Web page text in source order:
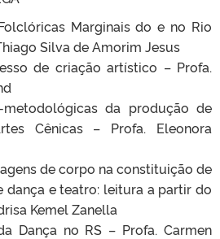
Marginais do e no Rio
Silva de Amorim Jesus
de criação artístico – Profa.
metodológicas da produção de
Cênicas – Profa. Eleonora
de corpo na constituição de
dança e teatro: leitura a partir do
Kemel Zanella
Dança no RS – Profa. Carmen